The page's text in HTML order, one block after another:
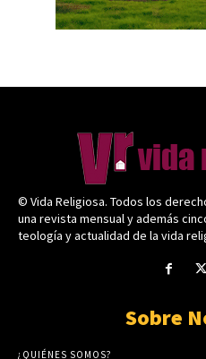
© Vida Religiosa. Todos los
una revista mensual y además
teología y actualidad de la vida
Sobre
¿QUIÉNES SOMOS?